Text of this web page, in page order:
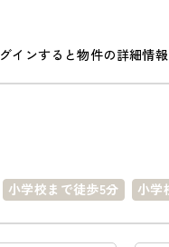
ンすると物件の詳細情報
小学校まで徒歩5分
小学